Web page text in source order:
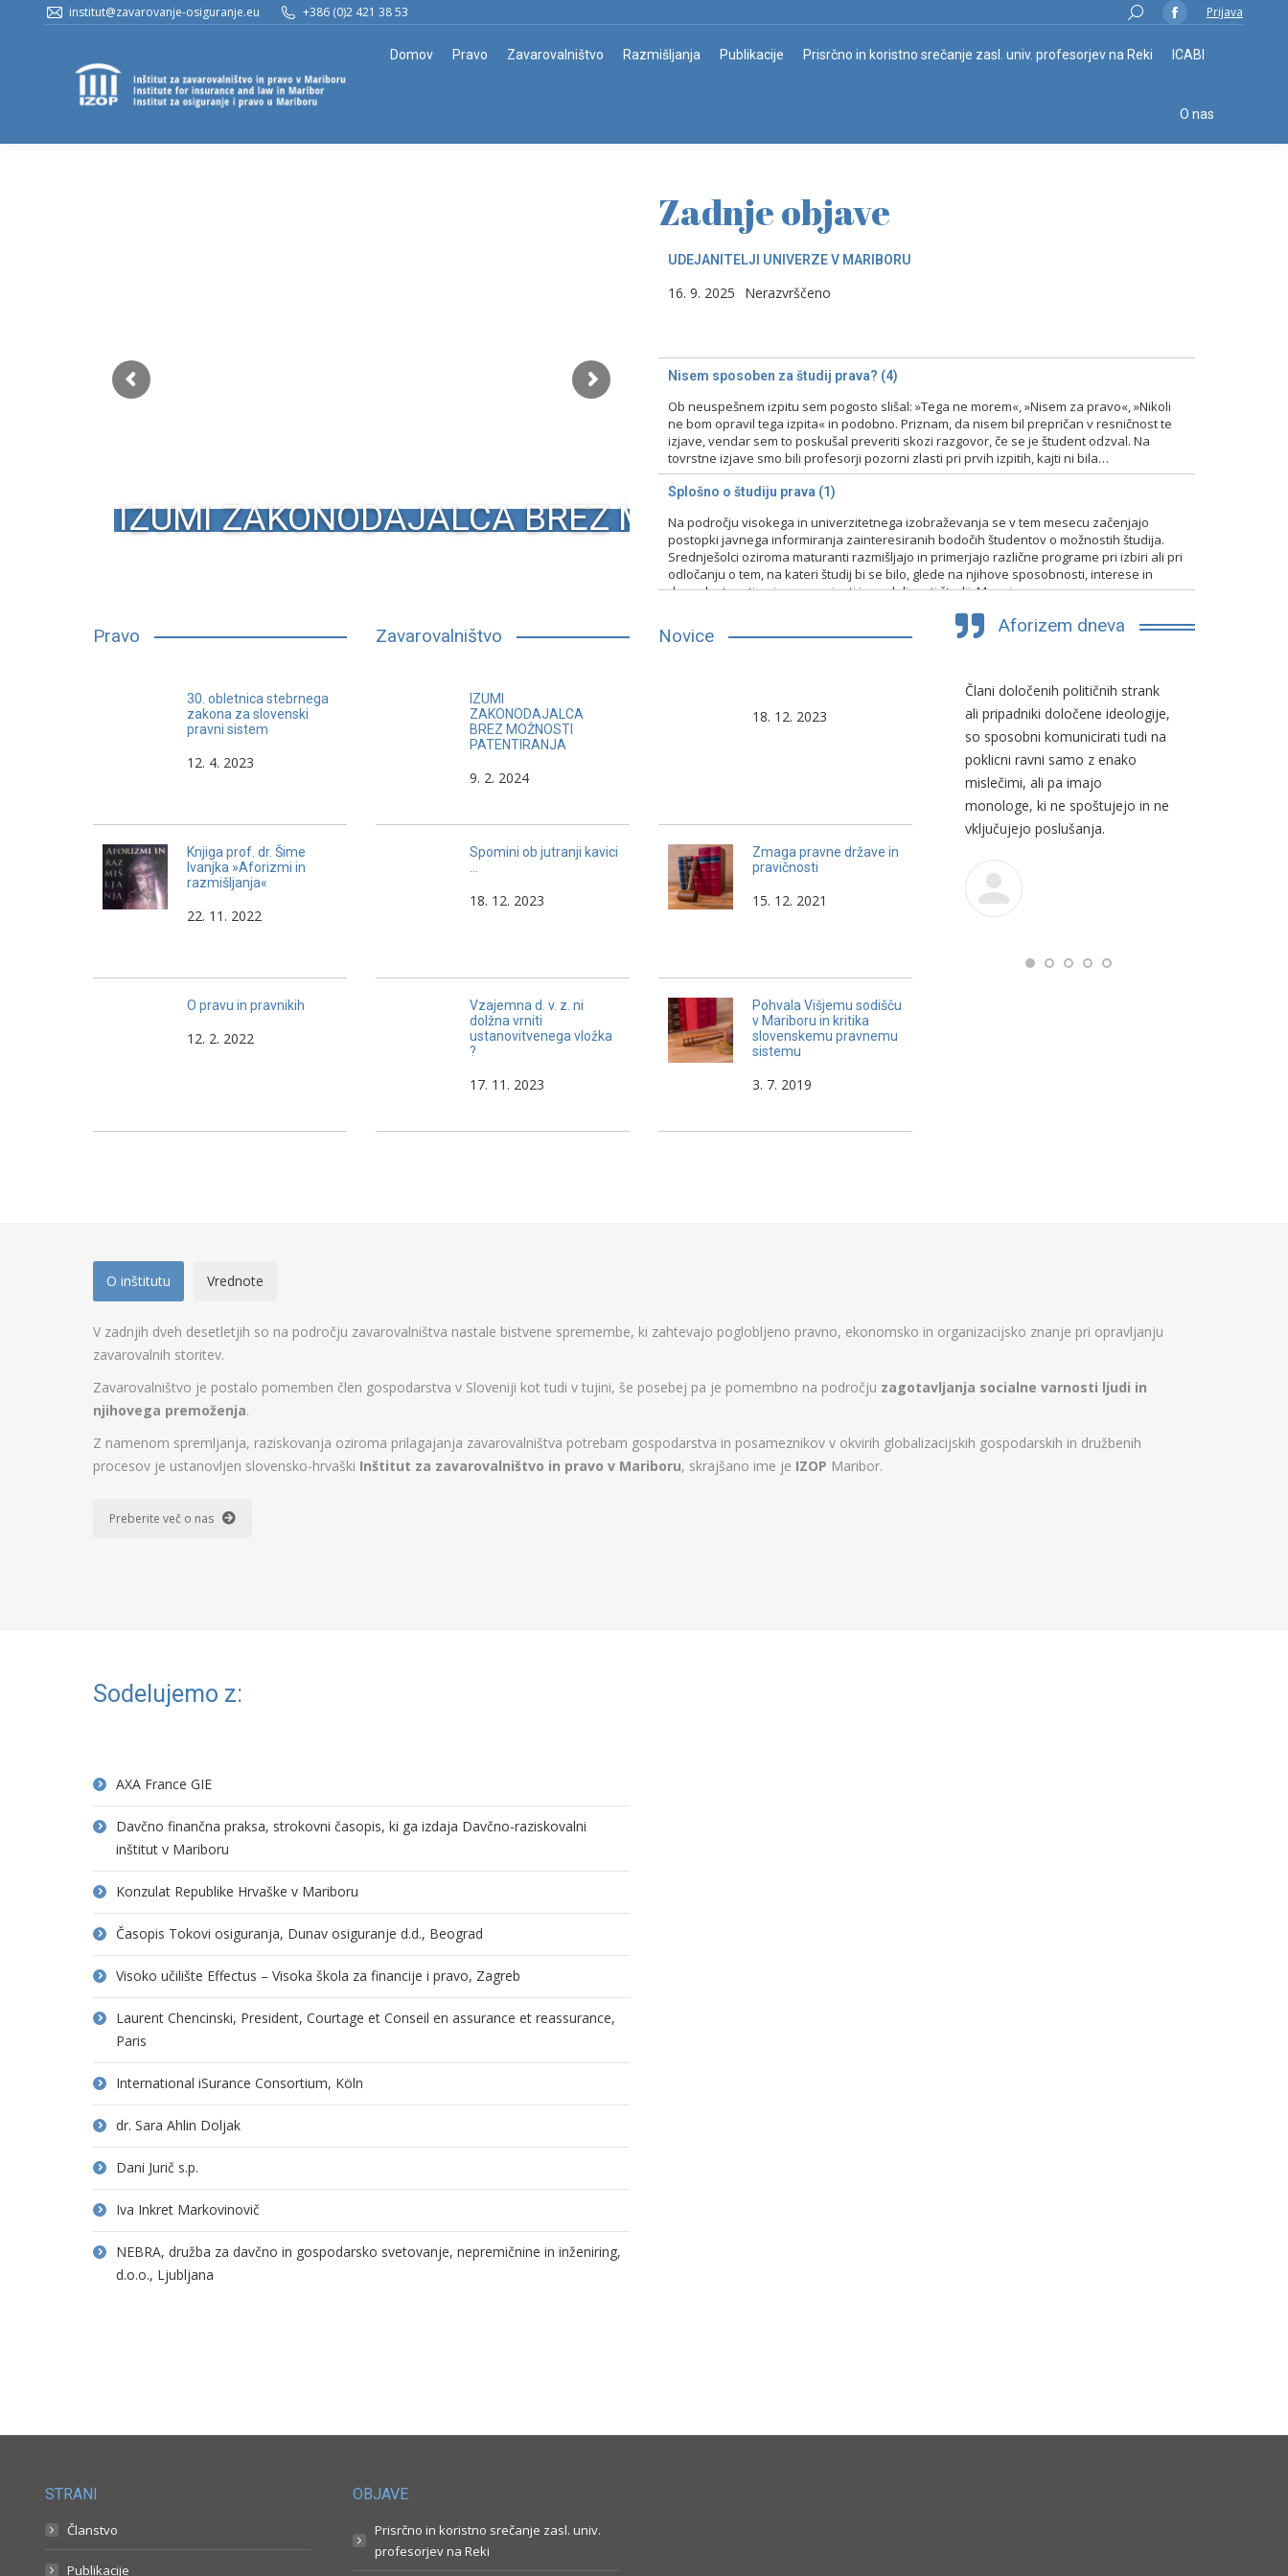
institut@zavarovanje-osiguranje.eu +386 (0)2 421 38 53 Search:
Facebook
page
new
window
Prijava
Domov Pravo Zavarovalništvo Razmišljanja Publikacije Prisrčno in koristno srečanje zasl. univ. profesorjev na Reki ICABI
O nas
IZUMI ZAKONODAJALCA BREZ MOŽNOSTI PATENTIRANJA
Zadnje objave
UDEJANITELJI UNIVERZE V MARIBORU
16. 9. 2025 Nerazvrščeno
Nisem sposoben za študij prava? (4)
Ob neuspešnem izpitu sem pogosto slišal: »Tega ne morem«, »Nisem za pravo«, »Nikoli
ne bom opravil tega izpita« in podobno. Priznam, da nisem bil prepričan v resničnost te
izjave, vendar sem to poskušal preveriti skozi razgovor, če se je študent odzval. Na
tovrstne izjave smo bili profesorji pozorni zlasti pri prvih izpitih, kajti ni bila…
15. 2. 2024 Nerazvrščeno
Splošno o študiju prava (1)
Na področju visokega in univerzitetnega izobraževanja se v tem mesecu začenjajo
postopki javnega informiranja zainteresiranih bodočih študentov o možnostih študija.
Srednješolci oziroma maturanti razmišljajo in primerjajo različne programe pri izbiri ali pri
odločanju o tem, na kateri študij bi se bilo, glede na njihove sposobnosti, interese in
druge lastnosti, primerno vpisati in nadaljevati študij. Mnogim…
13. 2. 2024
Pravo
30. obletnica stebrnega
zakona za slovenski
pravni sistem
12. 4. 2023
Knjiga prof. dr. Šime
Ivanjka »Aforizmi in
razmišljanja«
22. 11. 2022
O pravu in pravnikih
12. 2. 2022
Zavarovalništvo
IZUMI
ZAKONODAJALCA
BREZ MOŽNOSTI
PATENTIRANJA
9. 2. 2024
Spomini ob jutranji kavici
18. 12. 2023
Vzajemna d. v. z. ni
dolžna vrniti
ustanovitvenega vložka
?
17. 11. 2023
Novice
18. 12. 2023
Zmaga pravne države in
pravičnosti
15. 12. 2021
Pohvala Višjemu sodišču
v Mariboru in kritika
slovenskemu pravnemu
sistemu
3. 7. 2019
Aforizem dneva
Pravniki pri svojem poklicnem
delu pozabljajo, da tudi pravniki
delajo vedno dvakrat napake.
Če ne bi bilo slabih ljudi, ne bi
bilo dobrih pravnikov.
pomenilo priznati, da se lahko
Beaumarchais
Člani določenih političnih strank
ali pripadniki določene ideologije,
so sposobni komunicirati tudi na
poklicni ravni samo z enako
mislečimi, ali pa imajo
monologe, ki ne spoštujejo in ne
vključujejo poslušanja.
O inštitutu Vrednote
V zadnjih dveh desetletjih so na področju zavarovalništva nastale bistvene spremembe, ki zahtevajo poglobljeno pravno, ekonomsko in organizacijsko znanje pri opravljanju
zavarovalnih storitev.
Zavarovalništvo je postalo pomemben člen gospodarstva v Sloveniji kot tudi v tujini, še posebej pa je pomembno na področju zagotavljanja socialne varnosti ljudi in
njihovega premoženja.
Z namenom spremljanja, raziskovanja oziroma prilagajanja zavarovalništva potrebam gospodarstva in posameznikov v okvirih globalizacijskih gospodarskih in družbenih
procesov je ustanovljen slovensko-hrvaški Inštitut za zavarovalništvo in pravo v Mariboru, skrajšano ime je IZOP Maribor.
Preberite več o nas
Sodelujemo z:
AXA France GIE
Davčno finančna praksa, strokovni časopis, ki ga izdaja Davčno-raziskovalni
inštitut v Mariboru
Konzulat Republike Hrvaške v Mariboru
Časopis Tokovi osiguranja, Dunav osiguranje d.d., Beograd
Visoko učilište Effectus – Visoka škola za financije i pravo, Zagreb
Laurent Chencinski, President, Courtage et Conseil en assurance et reassurance,
Paris
International iSurance Consortium, Köln
dr. Sara Ahlin Doljak
Dani Jurič s.p.
Iva Inkret Markovinovič
NEBRA, družba za davčno in gospodarsko svetovanje, nepremičnine in inženiring,
d.o.o., Ljubljana
STRANI
Članstvo
Publikacije
OBJAVE
Prisrčno in koristno srečanje zasl. univ.
profesorjev na Reki